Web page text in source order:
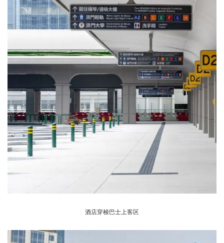
酒店穿梭巴士上客区